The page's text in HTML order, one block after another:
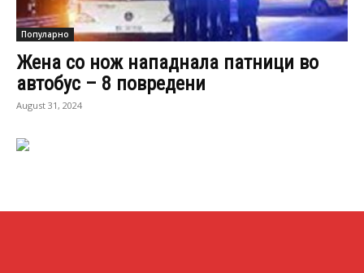
Популарно
Жена со нож нападнала патници во
автобус – 8 повредени
August 31, 2024